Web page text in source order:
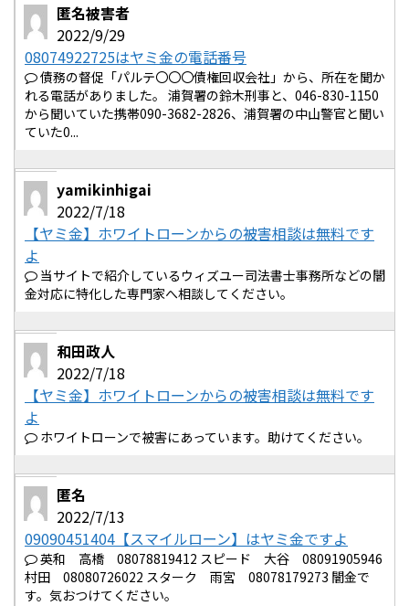
匿名被害者
2022/9/29
08074922725はヤミ金の電話番号
債務の督促「パルテ〇〇〇債権回収会社」から、所在を聞か
れる電話がありました。 浦賀署の鈴木刑事と、046-830-1150
から聞いていた携帯090-3682-2826、浦賀署の中山警官と聞い
ていた0...
yamikinhigai
2022/7/18
【ヤミ金】ホワイトローンからの被害相談は無料です
よ
当サイトで紹介しているウィズユー司法書士事務所などの闇
金対応に特化した専門家へ相談してください。
和田政人
2022/7/18
【ヤミ金】ホワイトローンからの被害相談は無料です
よ
ホワイトローンで被害にあっています。助けてください。
匿名
2022/7/13
09090451404【スマイルローン】はヤミ金ですよ
英和 高橋 08078819412 スピード 大谷 08091905946
村田 08080726022 スターク 雨宮 08078179273 闇金で
す。気おつけてください。